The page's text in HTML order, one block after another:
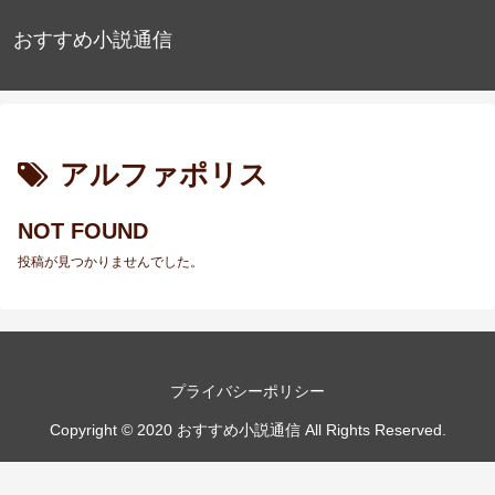
おすすめ小説通信
アルファポリス
NOT FOUND
投稿が見つかりませんでした。
プライバシーポリシー
Copyright © 2020 おすすめ小説通信 All Rights Reserved.